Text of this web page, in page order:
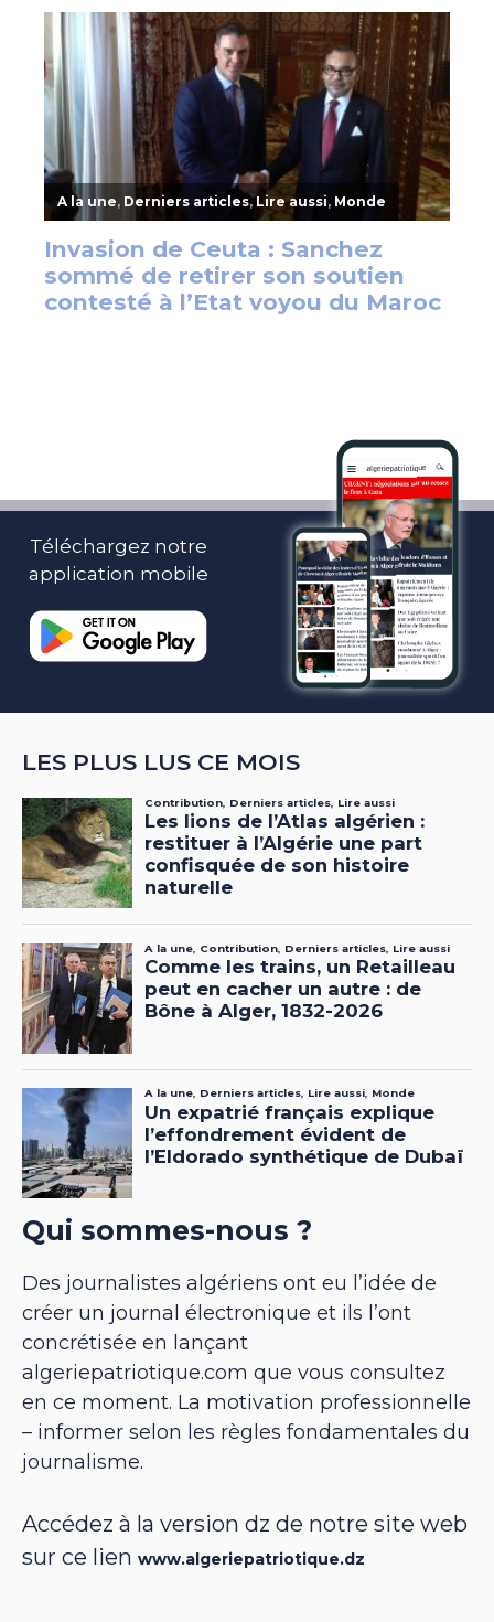
Téléchargez notre
application mobile
LES PLUS LUS CE MOIS
Qui sommes-nous ?
Des journalistes algériens ont eu l’idée de
créer un journal électronique et ils l’ont
concrétisée en lançant
algeriepatriotique.com que vous consultez
en ce moment. La motivation professionnelle
– informer selon les règles fondamentales du
journalisme.
Accédez à la version dz de notre site web
sur ce lien www.algeriepatriotique.dz